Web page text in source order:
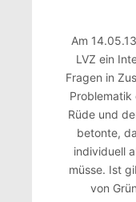
Am
LVZ ein
Fragen in
Problematik
Rüde und
betonte,
individuell
müsse. Ist
von